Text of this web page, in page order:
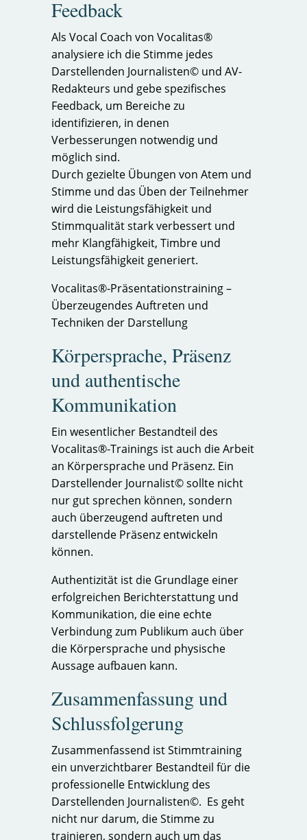
Feedback
Als Vocal Coach von Vocalitas®
analysiere ich die Stimme jedes
Darstellenden Journalisten© und AV-
Redakteurs und gebe spezifisches
Feedback, um Bereiche zu
identifizieren, in denen
Verbesserungen notwendig und
möglich sind.
Durch gezielte Übungen von Atem und
Stimme und das Üben der Teilnehmer
wird die Leistungsfähigkeit und
Stimmqualität stark verbessert und
mehr Klangfähigkeit, Timbre und
Leistungsfähigkeit generiert.
Vocalitas®-Präsentationstraining –
Überzeugendes Auftreten und
Techniken der Darstellung
Körpersprache, Präsenz
und authentische
Kommunikation
Ein wesentlicher Bestandteil des
Vocalitas®-Trainings ist auch die Arbeit
an Körpersprache und Präsenz. Ein
Darstellender Journalist© sollte nicht
nur gut sprechen können, sondern
auch überzeugend auftreten und
darstellende Präsenz entwickeln
können.
Authentizität ist die Grundlage einer
erfolgreichen Berichterstattung und
Kommunikation, die eine echte
Verbindung zum Publikum auch über
die Körpersprache und physische
Aussage aufbauen kann.
Zusammenfassung und
Schlussfolgerung
Zusammenfassend ist Stimmtraining
ein unverzichtbarer Bestandteil für die
professionelle Entwicklung des
Darstellenden Journalisten©. Es geht
nicht nur darum, die Stimme zu
trainieren, sondern auch um das